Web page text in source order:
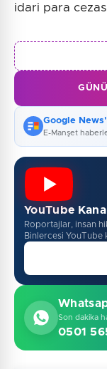
idari para
Google
E-Manşet
YouTube
Roportajlar, insan
Binlercesi YouTube
Son dakika
0501